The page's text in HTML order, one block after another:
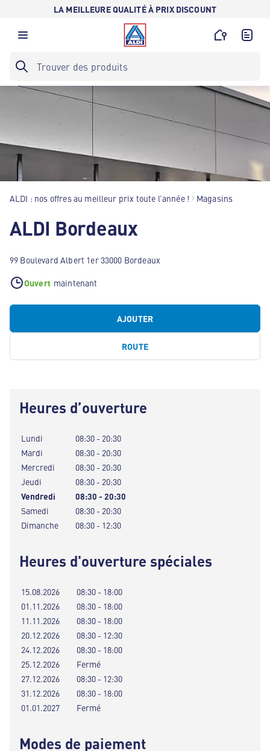
LA MEILLEURE QUALITÉ À PRIX DISCOUNT
ALDI : nos offres au meilleur prix toute l’année ! Magasins
ALDI Bordeaux
99 Boulevard Albert 1er 33000 Bordeaux
Ouvert maintenant
AJOUTER
ROUTE
Heures d’ouverture
Lundi
08:30 - 20:30
Mardi
08:30 - 20:30
Mercredi
08:30 - 20:30
Jeudi
08:30 - 20:30
Vendredi
08:30 - 20:30
Samedi
08:30 - 20:30
Dimanche
08:30 - 12:30
Heures d'ouverture spéciales
15.08.2026
08:30 - 18:00
01.11.2026
08:30 - 18:00
11.11.2026
08:30 - 18:00
20.12.2026
08:30 - 12:30
24.12.2026
08:30 - 18:00
25.12.2026
Fermé
27.12.2026
08:30 - 12:30
31.12.2026
08:30 - 18:00
01.01.2027
Fermé
Modes de paiement